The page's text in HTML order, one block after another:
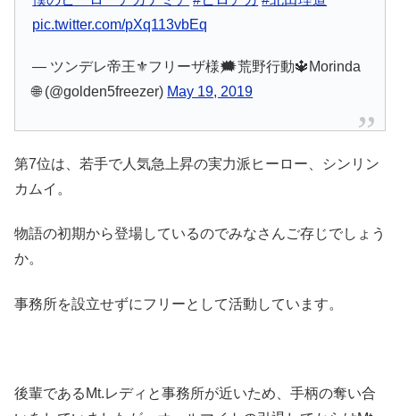
pic.twitter.com/pXq113vbEq
— ツンデレ帝王⚜️フリーザ様🗯荒野行動🔱Morinda
🌐 (@golden5freezer) May 19, 2019
第7位は、若手で人気急上昇の実力派ヒーロー、シンリン
カムイ。
物語の初期から登場しているのでみなさんご存じでしょう
か。
事務所を設立せずにフリーとして活動しています。
後輩であるMt.レディと事務所が近いため、手柄の奪い合